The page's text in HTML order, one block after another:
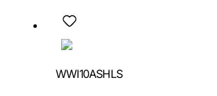
WWI10ASHLS